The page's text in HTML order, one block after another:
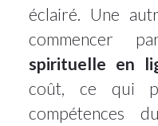
éclairé. Une
commencer
spirituelle en
coût, ce qui
compétences